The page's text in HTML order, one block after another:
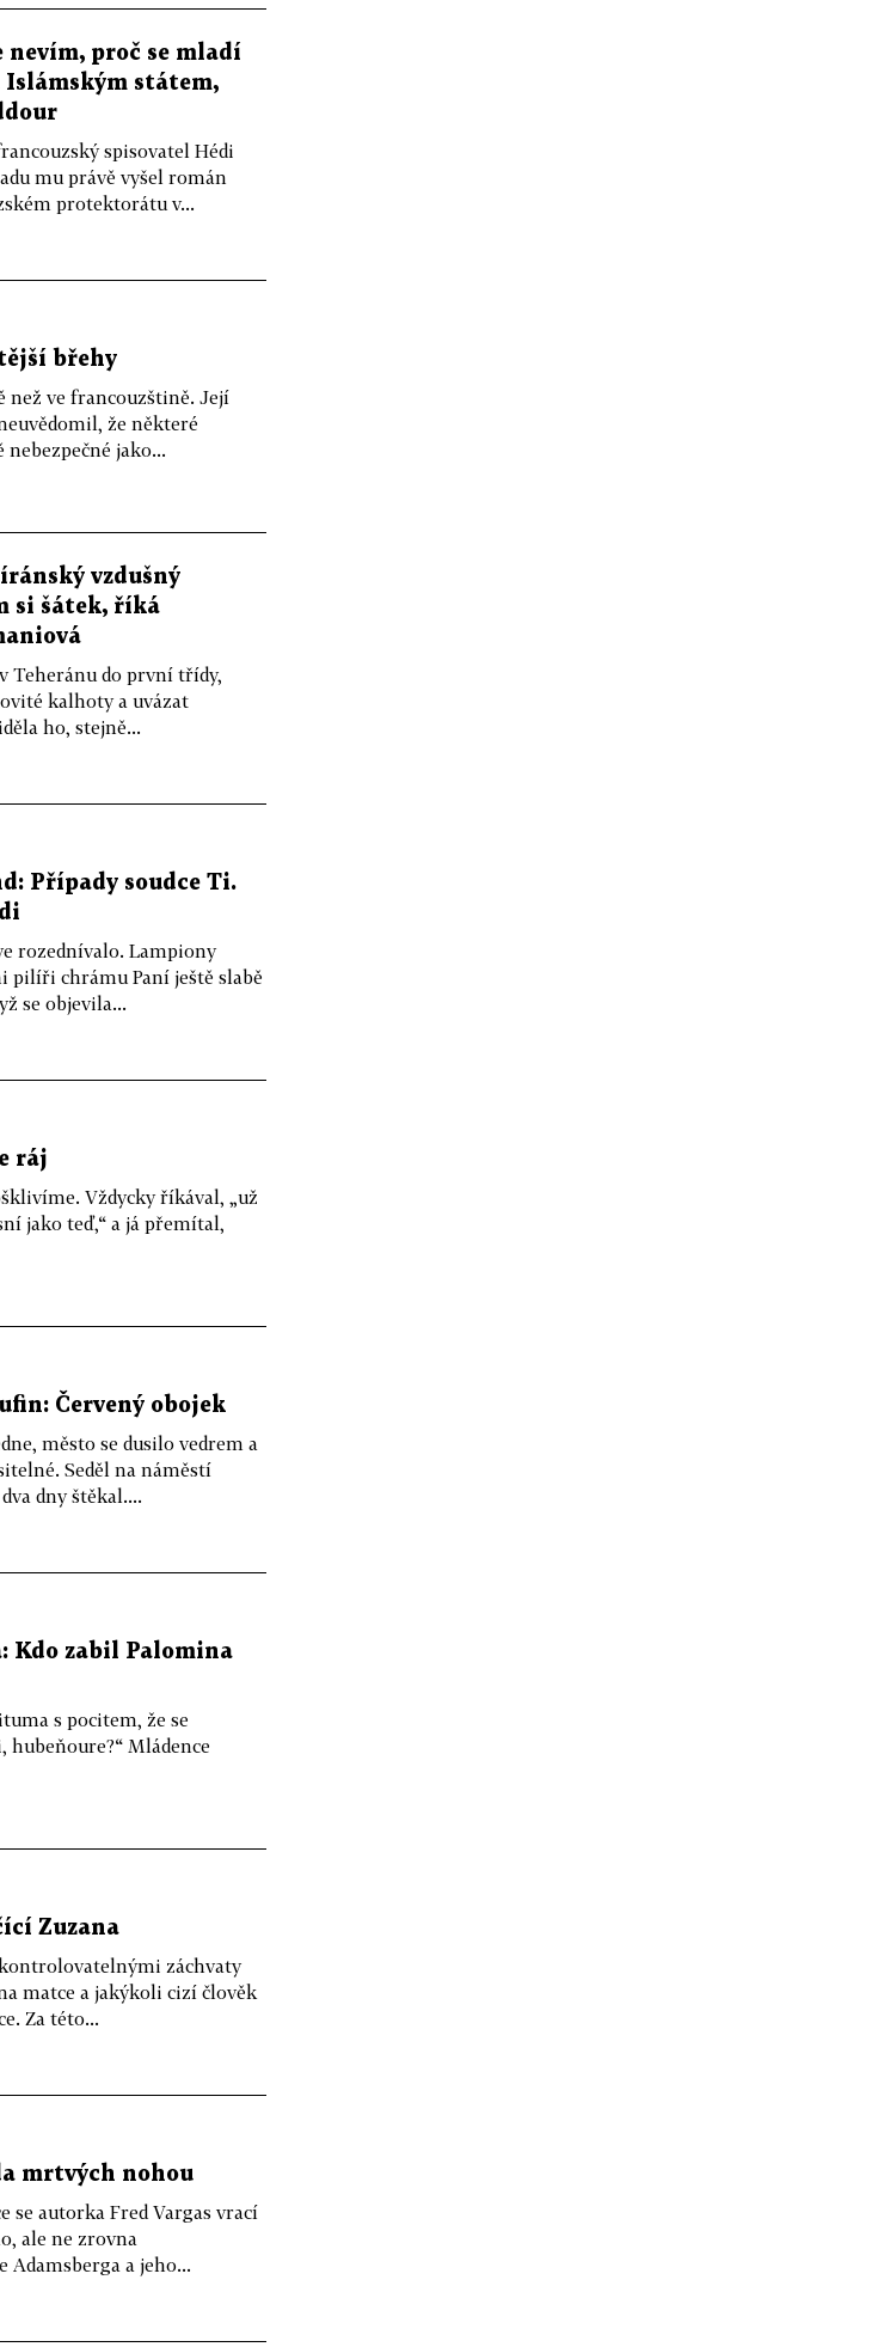
nevím, proč se mladí
státem,
spisovatel Hédi
mu právě vyšel román
protektorátu v...
břehy
než ve francouzštině. Její
že některé
jako...
vzdušný
si šátek, říká
Teheránu do první třídy,
kalhoty a uvázat
ho, stejně...
Případy soudce Ti.
rozednívalo. Lampiony
pilíři chrámu Paní ještě slabě
se objevila...
ráj
Vždycky říkával, „už
jako teď,“ a já přemítal,
Červený obojek
město se dusilo vedrem a
Seděl na náměstí
dny štěkal....
Kdo zabil Palomina
s pocitem, že se
hubeňoure?“ Mládence
Zuzana
záchvaty
matce a jakýkoli cizí člověk
Za této...
mrtvých nohou
se autorka Fred Vargas vrací
ale ne zrovna
Adamsberga a jeho...